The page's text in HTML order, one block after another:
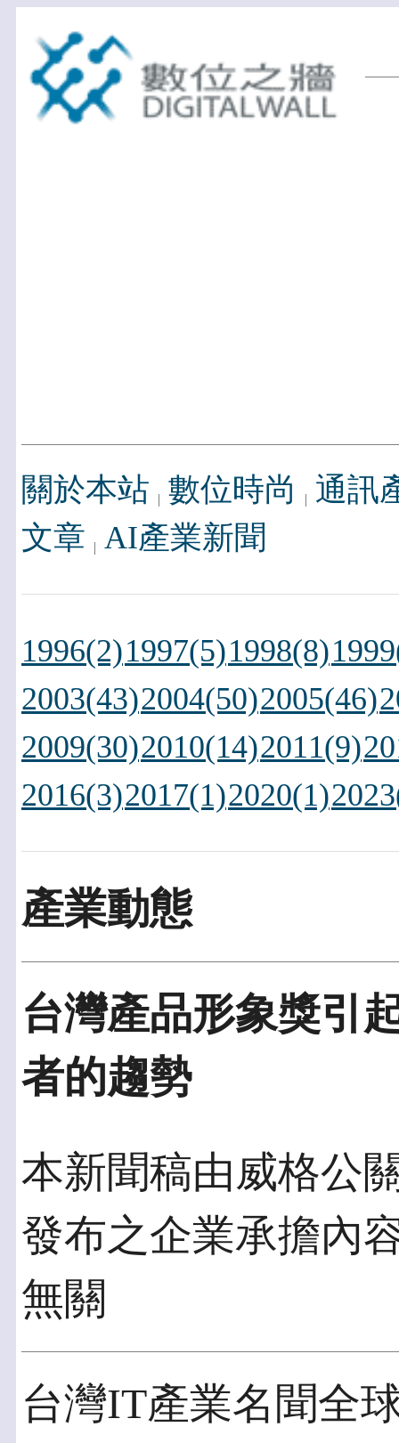
關於本站 數位時尚
通訊
文章 AI產業新聞
1996(2)1997(5)1998(8)
2003(43)2004(50)2005(46)
2009(30)2010(14)2011(9)
2016(3)2017(1)2020(1)
產業動態
台灣產品形象獎引
者的趨勢
本新聞稿由威格公
發布之企業承擔內
無關
台灣IT產業名聞全